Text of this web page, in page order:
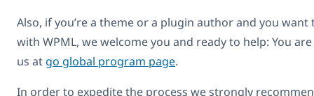
Also, if you’re a theme or a plugin author and you
with WPML, we welcome you and ready to help: You
us at go global program page.
In order to expedite the process we strongly